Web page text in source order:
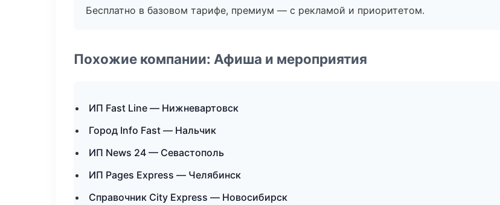
Бесплатно в базовом тарифе, премиум — с рекламой и приоритетом.
Похожие компании: Афиша и мероприятия
ИП Fast Line — Нижневартовск
Город Info Fast — Нальчик
ИП News 24 — Севастополь
ИП Pages Express — Челябинск
Справочник City Express — Новосибирск